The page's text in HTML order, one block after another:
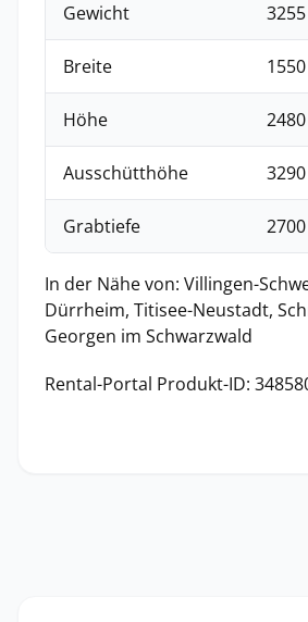
Gewicht
Breite
Höhe
Ausschütthöhe
Grabtiefe
In der Nähe von: Villingen-
Dürrheim, Titisee-Neustadt,
Georgen im Schwarzwald
Rental-Portal Produkt-ID: